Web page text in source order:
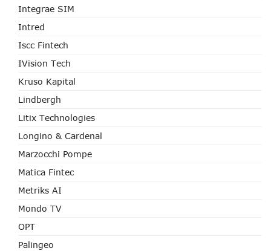
Integrae SIM
Intred
Iscc Fintech
IVision Tech
Kruso Kapital
Lindbergh
Litix Technologies
Longino & Cardenal
Marzocchi Pompe
Matica Fintec
Metriks AI
Mondo TV
OPT
Palingeo